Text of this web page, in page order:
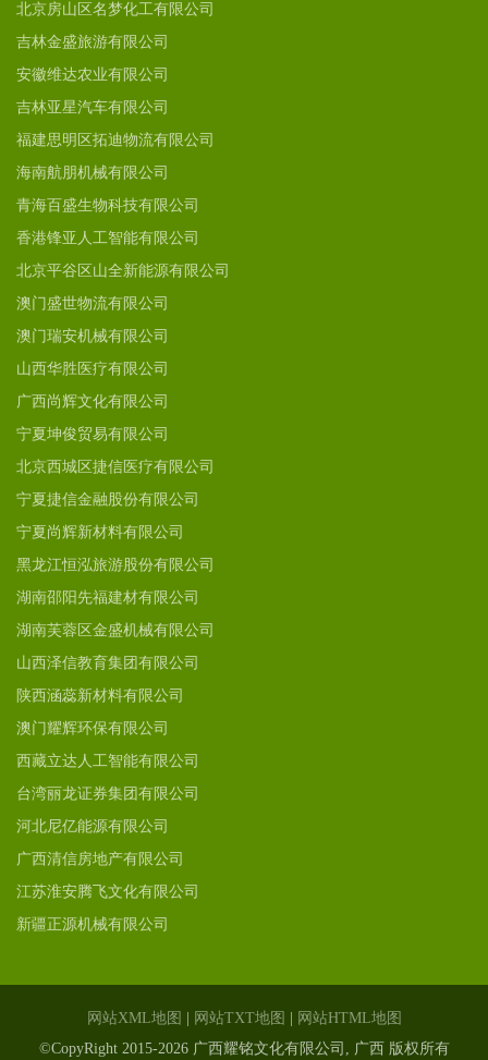
北京房山区名梦化工有限公司
吉林金盛旅游有限公司
安徽维达农业有限公司
吉林亚星汽车有限公司
福建思明区拓迪物流有限公司
海南航朋机械有限公司
青海百盛生物科技有限公司
香港锋亚人工智能有限公司
北京平谷区山全新能源有限公司
澳门盛世物流有限公司
澳门瑞安机械有限公司
山西华胜医疗有限公司
广西尚辉文化有限公司
宁夏坤俊贸易有限公司
北京西城区捷信医疗有限公司
宁夏捷信金融股份有限公司
宁夏尚辉新材料有限公司
黑龙江恒泓旅游股份有限公司
湖南邵阳先福建材有限公司
湖南芙蓉区金盛机械有限公司
山西泽信教育集团有限公司
陕西涵蕊新材料有限公司
澳门耀辉环保有限公司
西藏立达人工智能有限公司
台湾丽龙证券集团有限公司
河北尼亿能源有限公司
广西清信房地产有限公司
江苏淮安腾飞文化有限公司
新疆正源机械有限公司
网站XML地图 网站TXT地图
网站HTML地图
©CopyRight 2015-2026 广西耀铭文化有限公司, 广西 版权所有